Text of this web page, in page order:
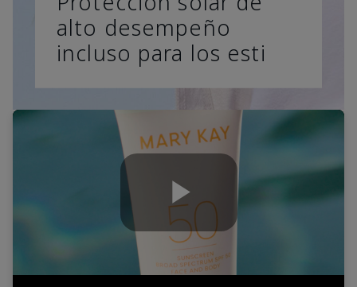
alto desempeño
incluso para los esti
Play